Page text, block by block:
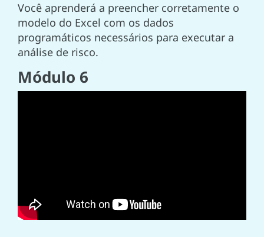
Você aprenderá a preencher corretamente o
modelo do Excel com os dados
programáticos necessários para executar a
análise de risco.
Módulo 6